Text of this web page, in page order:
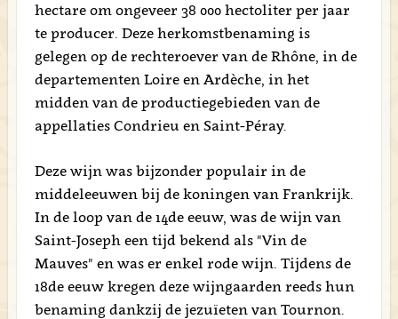
hectare om ongeveer 38 000 hectoliter per jaar
te producer. Deze herkomstbenaming is
gelegen op de rechteroever van de Rhône, in de
departementen Loire en Ardèche, in het
midden van de productiegebieden van de
appellaties Condrieu en Saint-Péray.
Deze wijn was bijzonder populair in de
middeleeuwen bij de koningen van Frankrijk.
In de loop van de 14de eeuw, was de wijn van
Saint-Joseph een tijd bekend als "Vin de
Mauves" en was er enkel rode wijn. Tijdens de
18de eeuw kregen deze wijngaarden reeds hun
benaming dankzij de jezuïeten van Tournon.